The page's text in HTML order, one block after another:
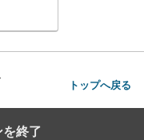
トップへ戻る
終了